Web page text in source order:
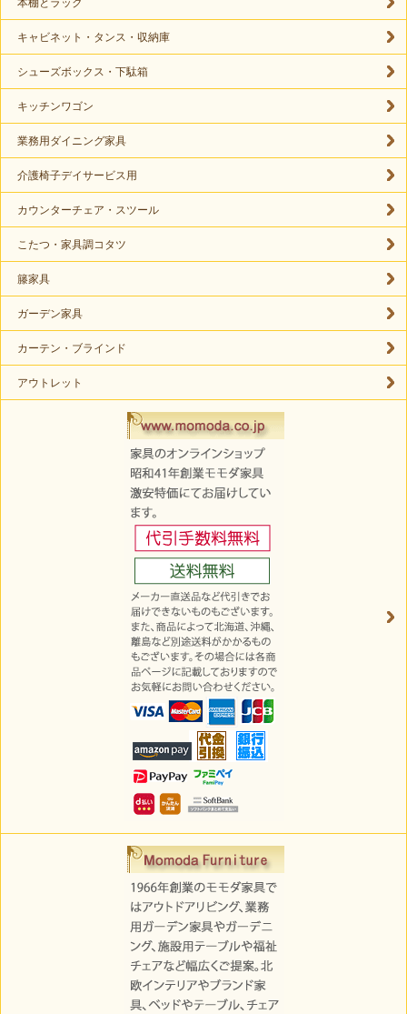
キャビネット・タンス・収納庫
シューズボックス・下駄箱
キッチンワゴン
業務用ダイニング家具
介護椅子デイサービス用
カウンターチェア・スツール
こたつ・家具調コタツ
籐家具
ガーデン家具
カーテン・ブラインド
アウトレット